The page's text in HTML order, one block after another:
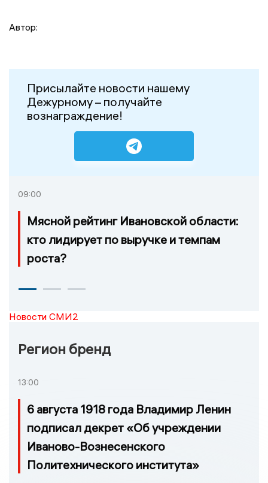
Автор:
Присылайте новости нашему
Дежурному – получайте
вознаграждение!
09:00
Мясной рейтинг Ивановской области:
кто лидирует по выручке и темпам
роста?
Новости СМИ2
Регион бренд
13:00
6 августа 1918 года Владимир Ленин
подписал декрет «Об учреждении
Иваново-Вознесенского
Политехнического института»